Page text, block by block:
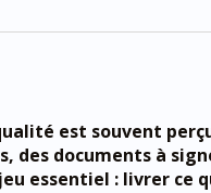
est souvent
des documents à
essentiel : livrer ce